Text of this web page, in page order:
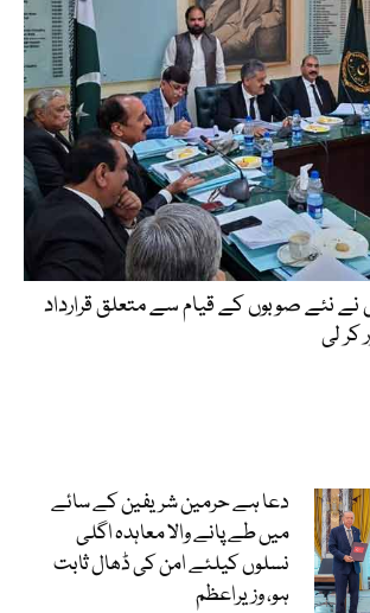
دعا ہے حرمین شریفین کے سائے
میں طے پانے والا معاہدہ اگلی
نسلوں کیلئے امن کی ڈھال ثابت
ہو، وزیراعظم
نے نئے صوبوں کے قیام سے متعلق قرارداد
کر لی